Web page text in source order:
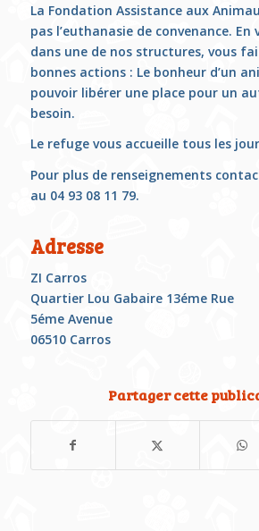
La Fondation Assistance aux
pas l’euthanasie de convenance.
dans une de nos structures, vous
bonnes actions : Le bonheur d’un
pouvoir libérer une place pour un
besoin.
Le refuge vous accueille tous les
Pour plus de renseignements
au 04 93 08 11 79.
Adresse
ZI Carros
Quartier Lou Gabaire 13éme Rue
5éme Avenue
06510 Carros
Partager cette